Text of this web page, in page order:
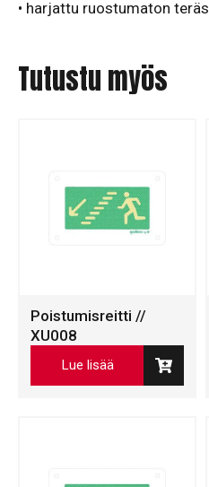
• harjattu ruostumaton teräs
Tutustu myös
Poistumisreitti //
XU008
Lue lisää